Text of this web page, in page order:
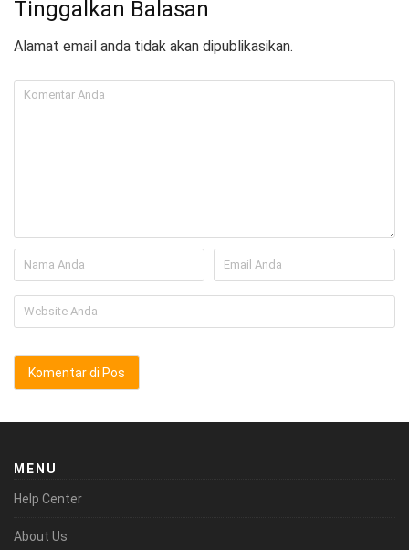
Tinggalkan Balasan
Alamat email anda tidak akan dipublikasikan.
MENU
Help Center
About Us